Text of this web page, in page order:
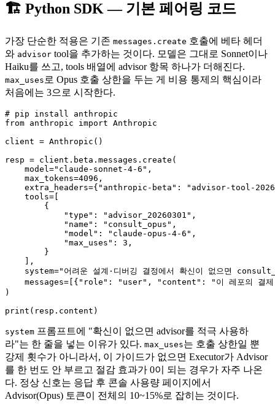
🏗 Python SDK — 기본 페어링 코드
가장 단순한 적용은 기존 messages.create 호출에 베타 헤더
와 advisor tool을 추가하는 것이다. 모델은 그대로 Sonnet이나
Haiku를 쓰고, tools 배열에 advisor 항목 하나가 더해진다.
max_uses 로 Opus 호출 상한을 두는 게 비용 통제의 핵심이라
처음에는 3으로 시작한다.
# pip install anthropic
from anthropic import Anthropic
client = Anthropic()
resp = client.beta.messages.create(
    model="claude-sonnet-4-6",
    max_tokens=4096,
extra_headers={"anthropic-beta": "advisor-tool-
    tools=[
        {
            "type": "advisor_20260301",
            "name": "consult_opus",
            "model": "claude-opus-4-6",
            "max_uses": 3,
        }
    ],
system="어려운 설계·디버깅 결정에서 확신이 없으면
messages=[{"role": "user", "content": "이 레포의 결제
)
system 프롬프트에 "확신이 없으면 advisor를 적극 사용하
라"는 한 줄을 넣는 이유가 있다. max_uses는 호출 상한일 뿐
강제 횟수가 아니라서, 이 가이드가 없으면 Executor가 Advisor
를 한 번도 안 부르고 절감 효과가 0이 되는 경우가 자주 나온
다. 정상 신호는 응답 후 콘솔 사용량 페이지에서
Advisor(Opus) 토큰이 전체의 10~15%로 잡히는 것이다.